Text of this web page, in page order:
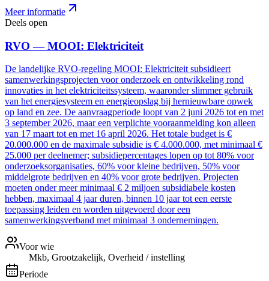
Meer informatie
Deels open
RVO — MOOI: Elektriciteit
De landelijke RVO-regeling MOOI: Elektriciteit subsidieert
samenwerkingsprojecten voor onderzoek en ontwikkeling rond
innovaties in het elektriciteitssysteem, waaronder slimmer gebruik
van het energiesysteem en energieopslag bij hernieuwbare opwek
op land en zee. De aanvraagperiode loopt van 2 juni 2026 tot en met
3 september 2026, maar een verplichte vooraanmelding kon alleen
van 17 maart tot en met 16 april 2026. Het totale budget is €
20.000.000 en de maximale subsidie is € 4.000.000, met minimaal €
25.000 per deelnemer; subsidiepercentages lopen op tot 80% voor
onderzoeksorganisaties, 60% voor kleine bedrijven, 50% voor
middelgrote bedrijven en 40% voor grote bedrijven. Projecten
moeten onder meer minimaal € 2 miljoen subsidiabele kosten
hebben, maximaal 4 jaar duren, binnen 10 jaar tot een eerste
toepassing leiden en worden uitgevoerd door een
samenwerkingsverband met minimaal 3 ondernemingen.
Voor wie
Mkb, Grootzakelijk, Overheid / instelling
Periode